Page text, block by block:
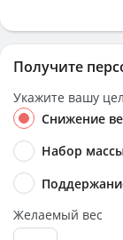
Получите
Укажите вашу
Снижение
Набор
Желаемый вес